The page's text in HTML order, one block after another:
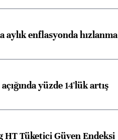
aylık enflasyonda hızlanma
yüzde 14'lük artış
HT Tüketici Güven Endeksi